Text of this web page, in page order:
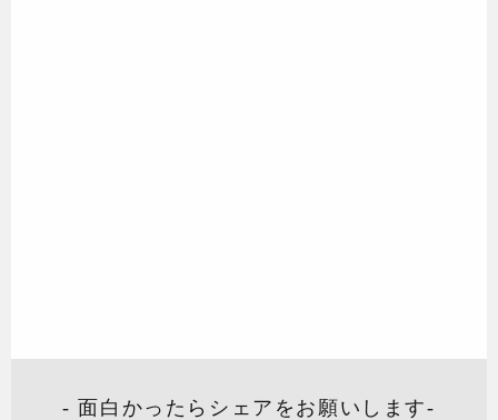
- 面白かったらシェアをお願いします-